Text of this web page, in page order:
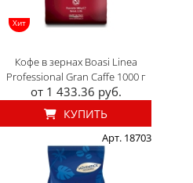
Хит
Кофе в зернах Boasi Linea
Professional Gran Caffe 1000 г
от 1 433.36 руб.
КУПИТЬ
Арт. 18703